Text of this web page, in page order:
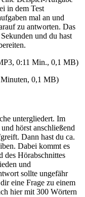
in dem Test
mal an und
zu antworten. Das
und du hast
0:11 Min., 0,1 MB)
0,1 MB)
untergliedert. Im
hörst anschließend
Dann hast du ca.
Dabei kommt es
des Hörabschnittes
und
sollte ungefähr
eine Frage zu einem
hier mit 300 Wörtern